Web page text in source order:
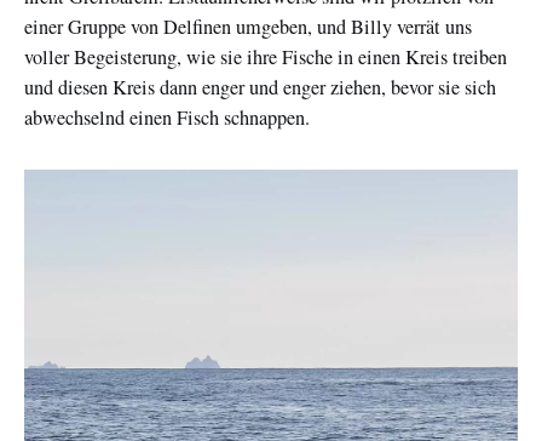
einer Gruppe von Delfinen umgeben, und Billy verrät uns
voller Begeisterung, wie sie ihre Fische in einen Kreis treiben
und diesen Kreis dann enger und enger ziehen, bevor sie sich
abwechselnd einen Fisch schnappen.